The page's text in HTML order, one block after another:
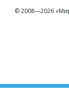
© 2008—2026